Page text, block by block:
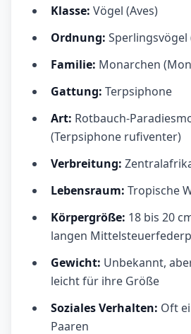
Klasse: Vögel (Aves)
Ordnung:
Familie: Monarchen
Gattung: Terpsiphone
Art: Rotbauch-
(Terpsiphone rufiventer)
Verbreitung:
Lebensraum: Tropische
Körpergröße: 18 bis 20
langen
Gewicht: Unbekannt,
leicht für ihre Größe
Soziales Verhalten: Oft
Paaren